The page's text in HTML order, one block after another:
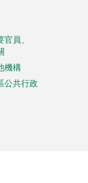
員、
機構
公共行政